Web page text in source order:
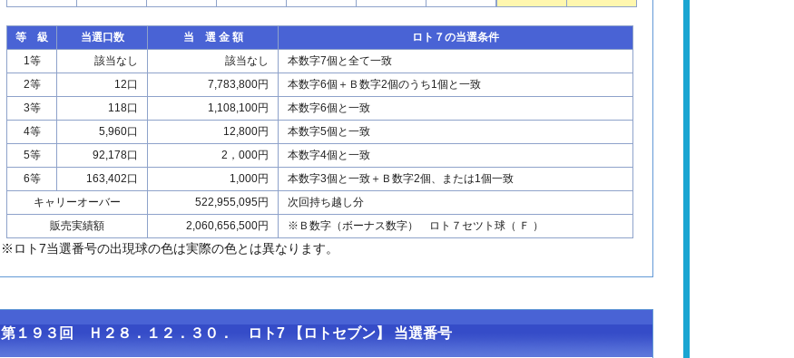
等 級 当選口数 当 選 金 額
ロト７の当選条件
1等
該当なし 該当なし
本数字7個と全て一致
2等
12口 7,783,800円
本数字6個＋Ｂ数字2個のうち1個と一致
3等
118口 1,108,100円
本数字6個と一致
4等
5,960口 12,800円
本数字5個と一致
5等
92,178口 2，000円
本数字4個と一致
6等
163,402口 1,000円
本数字3個と一致＋Ｂ数字2個、または1個一致
キャリーオーバー
522,955,095円
次回持ち越し分
販売実績額
2,060,656,500円 ※Ｂ数字（ボーナス数字） ロト７セツト球（ Ｆ ）
※ロト7当選番号の出現球の色は実際の色とは異なります。
第１９３回 Ｈ２８．１２．３０． ロト7 【ロトセブン】 当選番号